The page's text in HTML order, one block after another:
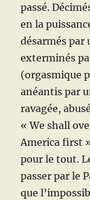
passé.
en la
désarmés par
exterminés
(orgasmique
anéantis par
ravagée,
« We shall
America first
pour le tout.
passer par le
que